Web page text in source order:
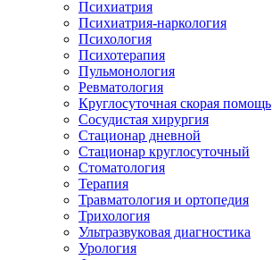
Психиатрия
Психиатрия-наркология
Психология
Психотерапия
Пульмонология
Ревматология
Круглосуточная скорая помощь
Сосудистая хирургия
Стационар дневной
Стационар круглосуточный
Стоматология
Терапия
Травматология и ортопедия
Трихология
Ультразвуковая диагностика
Урология